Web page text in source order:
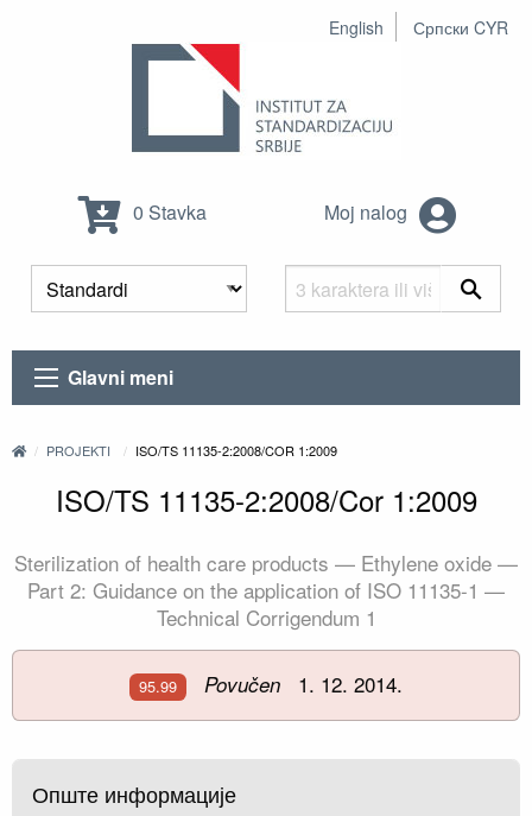
English Српски CYR
0 Stavka Moj nalog
Glavni meni
PROJEKTI ISO/TS 11135-2:2008/COR 1:2009
ISO/TS 11135-2:2008/Cor 1:2009
Sterilization of health care products — Ethylene oxide —
Part 2: Guidance on the application of ISO 11135-1 —
Technical Corrigendum 1
95.99 Povučen 1. 12. 2014.
Опште информације